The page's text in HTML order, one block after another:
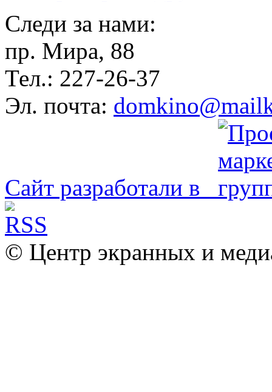
Следи за нами:
пр. Мира, 88
Тел.: 227-26-37
Эл. почта:
Сайт разработали в
© Центр экранных и